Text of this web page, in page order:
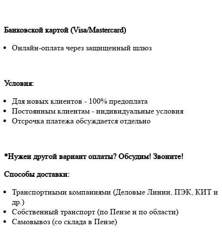
Банковской картой (Visa/Mastercard)
Онлайн-оплата через защищенный шлюз
Условия:
Для новых клиентов - 100% предоплата
Постоянным клиентам - индивидуальные условия
Отсрочка платежа обсуждается отдельно
*Нужен другой вариант оплаты? Обсудим! Звоните!
Способы доставки:
Транспортными компаниями (Деловые Линии, ПЭК, КИТ и
др.)
Собственный транспорт (по Пензе и по области)
Самовывоз (со склада в Пензе)